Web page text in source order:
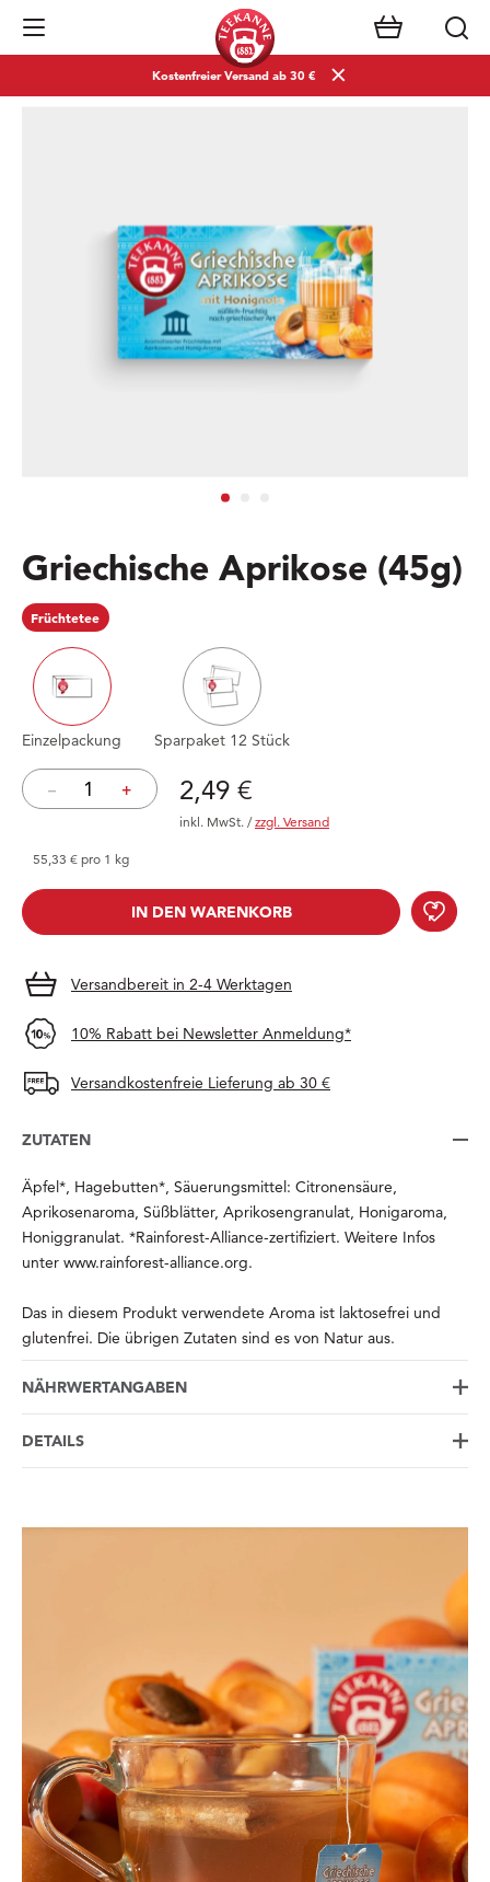
Navigation öffnen
Kostenfreier Versand ab 30 €
Griechische Aprikose (45g)
Früchtetee
Einzelpackung Sparpaket 12 Stück
– + Preis: 2,49 €
2,49 €
inkl. MwSt. /zzgl. Versand
55,33 € pro 1 kg
IN DEN WARENKORB
Versandbereit in 2-4 Werktagen
10% Rabatt bei Newsletter Anmeldung*
Versandkostenfreie Lieferung ab 30 €
ZUTATEN
Äpfel*, Hagebutten*, Säuerungsmittel: Citronensäure,
Aprikosenaroma, Süßblätter, Aprikosengranulat, Honigaroma,
Honiggranulat. *Rainforest-Alliance-zertifiziert. Weitere Infos
unter www.rainforest-alliance.org.
Das in diesem Produkt verwendete Aroma ist laktosefrei und
glutenfrei. Die übrigen Zutaten sind es von Natur aus.
NÄHRWERTANGABEN
DETAILS